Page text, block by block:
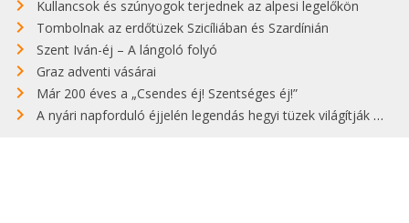
Kullancsok és szúnyogok terjednek az alpesi legelőkön
Tombolnak az erdőtüzek Szicíliában és Szardínián
Szent Iván-éj – A lángoló folyó
Graz adventi vásárai
Már 200 éves a „Csendes éj! Szentséges éj!”
A nyári napforduló éjjelén legendás hegyi tüzek világítják meg Zugspitzét